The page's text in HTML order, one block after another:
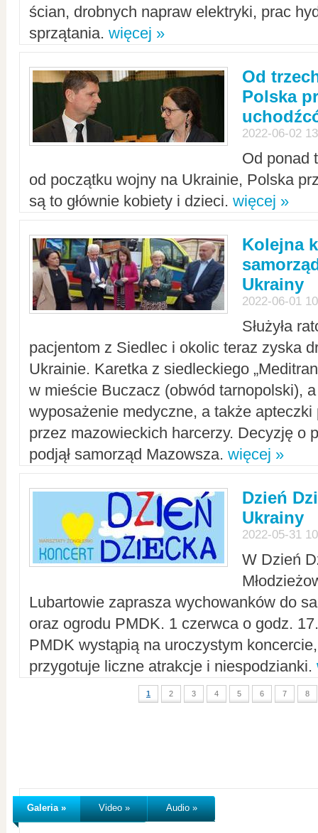
ścian, drobnych napraw elektryki, prac
sprzątania. więcej »
Od
Polska
2022-06-02
Od ponad
od początku wojny na Ukrainie, Polska
są to głównie kobiety i dzieci. więcej »
Kolejna
Ukrainy
2022-06-01
Służyła
pacjentom z Siedlec i okolic teraz zyska
Ukrainie. Karetka z siedleckiego
w mieście Buczacz (obwód tarnopolski),
wyposażenie medyczne, a także apteczki
przez mazowieckich harcerzy. Decyzję o
podjął samorząd Mazowsza. więcej »
Dzień
Ukrainy
2022-05-31
W Dzień
Lubartowie zaprasza wychowanków do
oraz ogrodu PMDK. 1 czerwca o godz.
PMDK wystąpią na uroczystym
przygotuje liczne atrakcje i niespodzianki.
1 2 3 4 5 6 7 8
Galeria » Video » Audio »